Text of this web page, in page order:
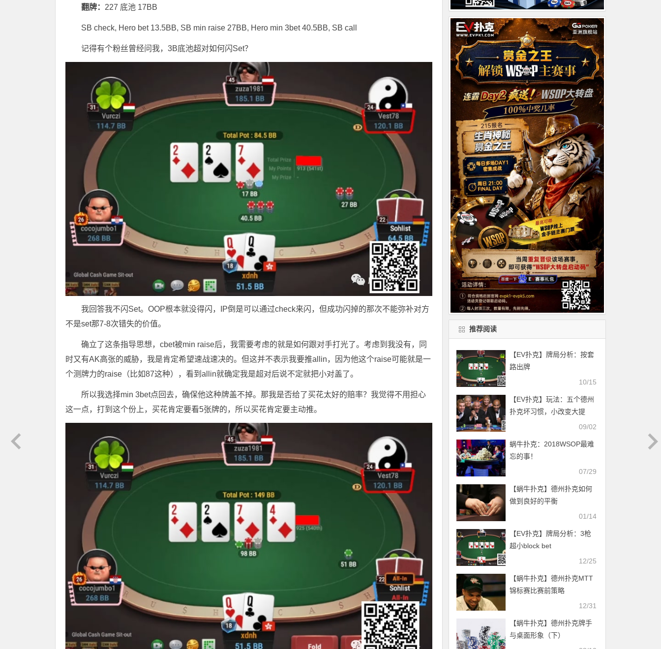
翻牌： 227 底池 17BB
SB check, Hero bet 13.5BB, SB min raise 27BB, Hero min 3bet 40.5BB, SB call
记得有个粉丝曾经问我，3B底池超对如何闪Set？
我回答我不闪Set。OOP根本就没得闪，IP倒是可以通过check来闪，但成功闪掉的那次不能弥补对方
不是set那7-8次错失的价值。
确立了这条指导思想，cbet被min raise后，我需要考虑的就是如何跟对手打光了。考虑到我没有，同
时又有AK高张的威胁，我是肯定希望速战速决的。但这并不表示我要推allin，因为他这个raise可能就是一
个测牌力的raise（比如87这种），看到allin就确定我是超对后说不定就把小对盖了。
所以我选择min 3bet点回去，确保他这种牌盖不掉。那我是否给了买花太好的赔率？我觉得不用担心
这一点，打到这个份上，买花肯定要看5张牌的，所以买花肯定要主动推。
推荐阅读
【EV扑克】牌局分析：按套
路出牌
10/15
【EV扑克】玩法：五个德州
扑克坏习惯，小改变大提
09/02
蜗牛扑克：2018WSOP最难
忘的事！
07/29
【蜗牛扑克】德州扑克如何
做到良好的平衡
01/14
【EV扑克】牌局分析：3枪
超小block bet
12/25
【蜗牛扑克】德州扑克MTT
锦标赛比赛前策略
12/31
【蜗牛扑克】德州扑克牌手
与桌面形象（下）